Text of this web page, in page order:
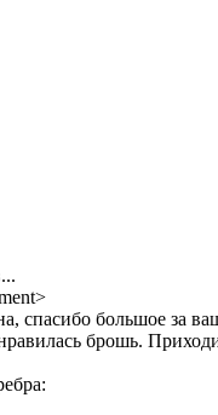
спасибо большое за
брошь.